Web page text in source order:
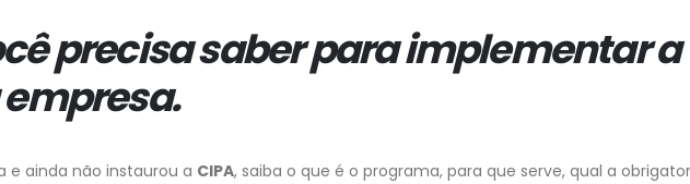
DE
PREVENÇÃO
DE
precisa saber para implementar a
empresa.
e ainda não instaurou a CIPA, saiba o que é o programa, para que serve, qual a